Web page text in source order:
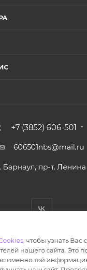
+7 (3852) 606-501
606501nbs@mail.ru
Барнаул, пр-т. Ленина
© Ноутбук Сервис 2013-2026
, чтобы узнать Вас
нашего сайта. Это
именно той